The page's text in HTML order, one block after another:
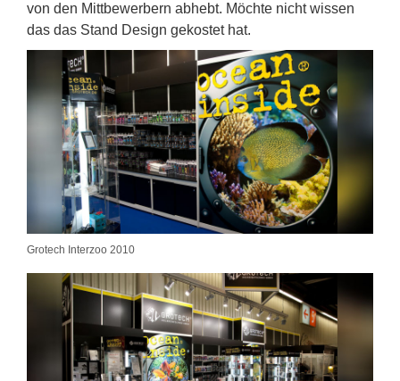
von den Mittbewerbern abhebt. Möchte nicht wissen
das das Stand Design gekostet hat.
Grotech Interzoo 2010